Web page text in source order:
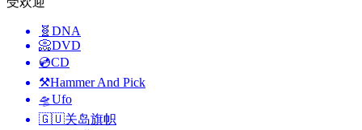
🧬 DNA
📀DVD
💿CD
⚒️Hammer And Pick
🛸Ufo
🇬🇺关岛旗帜